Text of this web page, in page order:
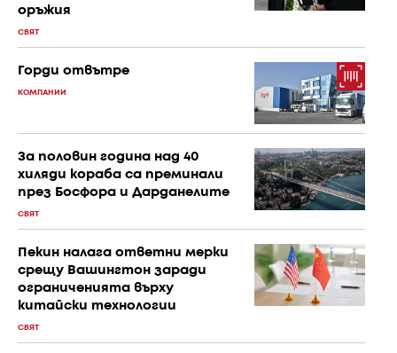
оръжия
СВЯТ
Горди отвътре
КОМПАНИИ
За половин година над 40
хиляди кораба са преминали
през Босфора и Дарданелите
СВЯТ
Пекин налага ответни мерки
срещу Вашингтон заради
ограниченията върху
китайски технологии
СВЯТ